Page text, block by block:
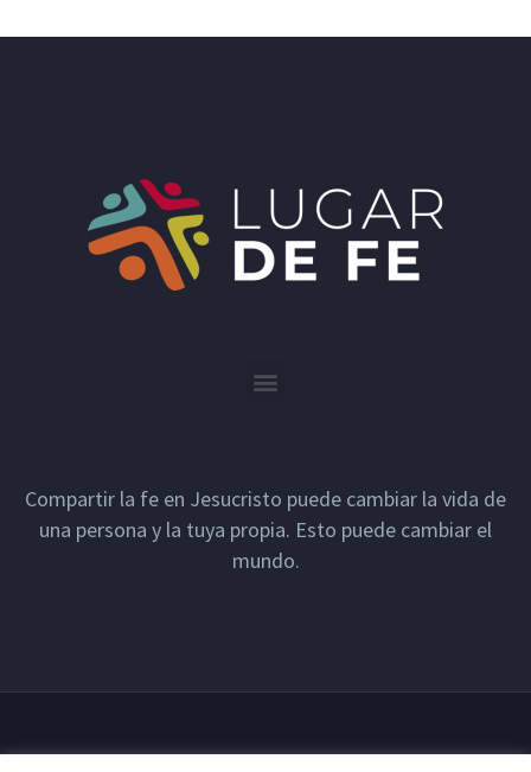
Compartir la fe en Jesucristo puede cambiar la vida de
una persona y la tuya propia. Esto puede cambiar el
mundo.